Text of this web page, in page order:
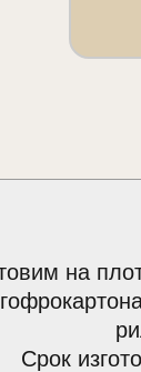
на
Срок